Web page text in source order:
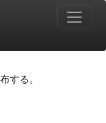
する。